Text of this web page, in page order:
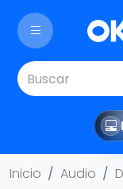
Inicio Audio